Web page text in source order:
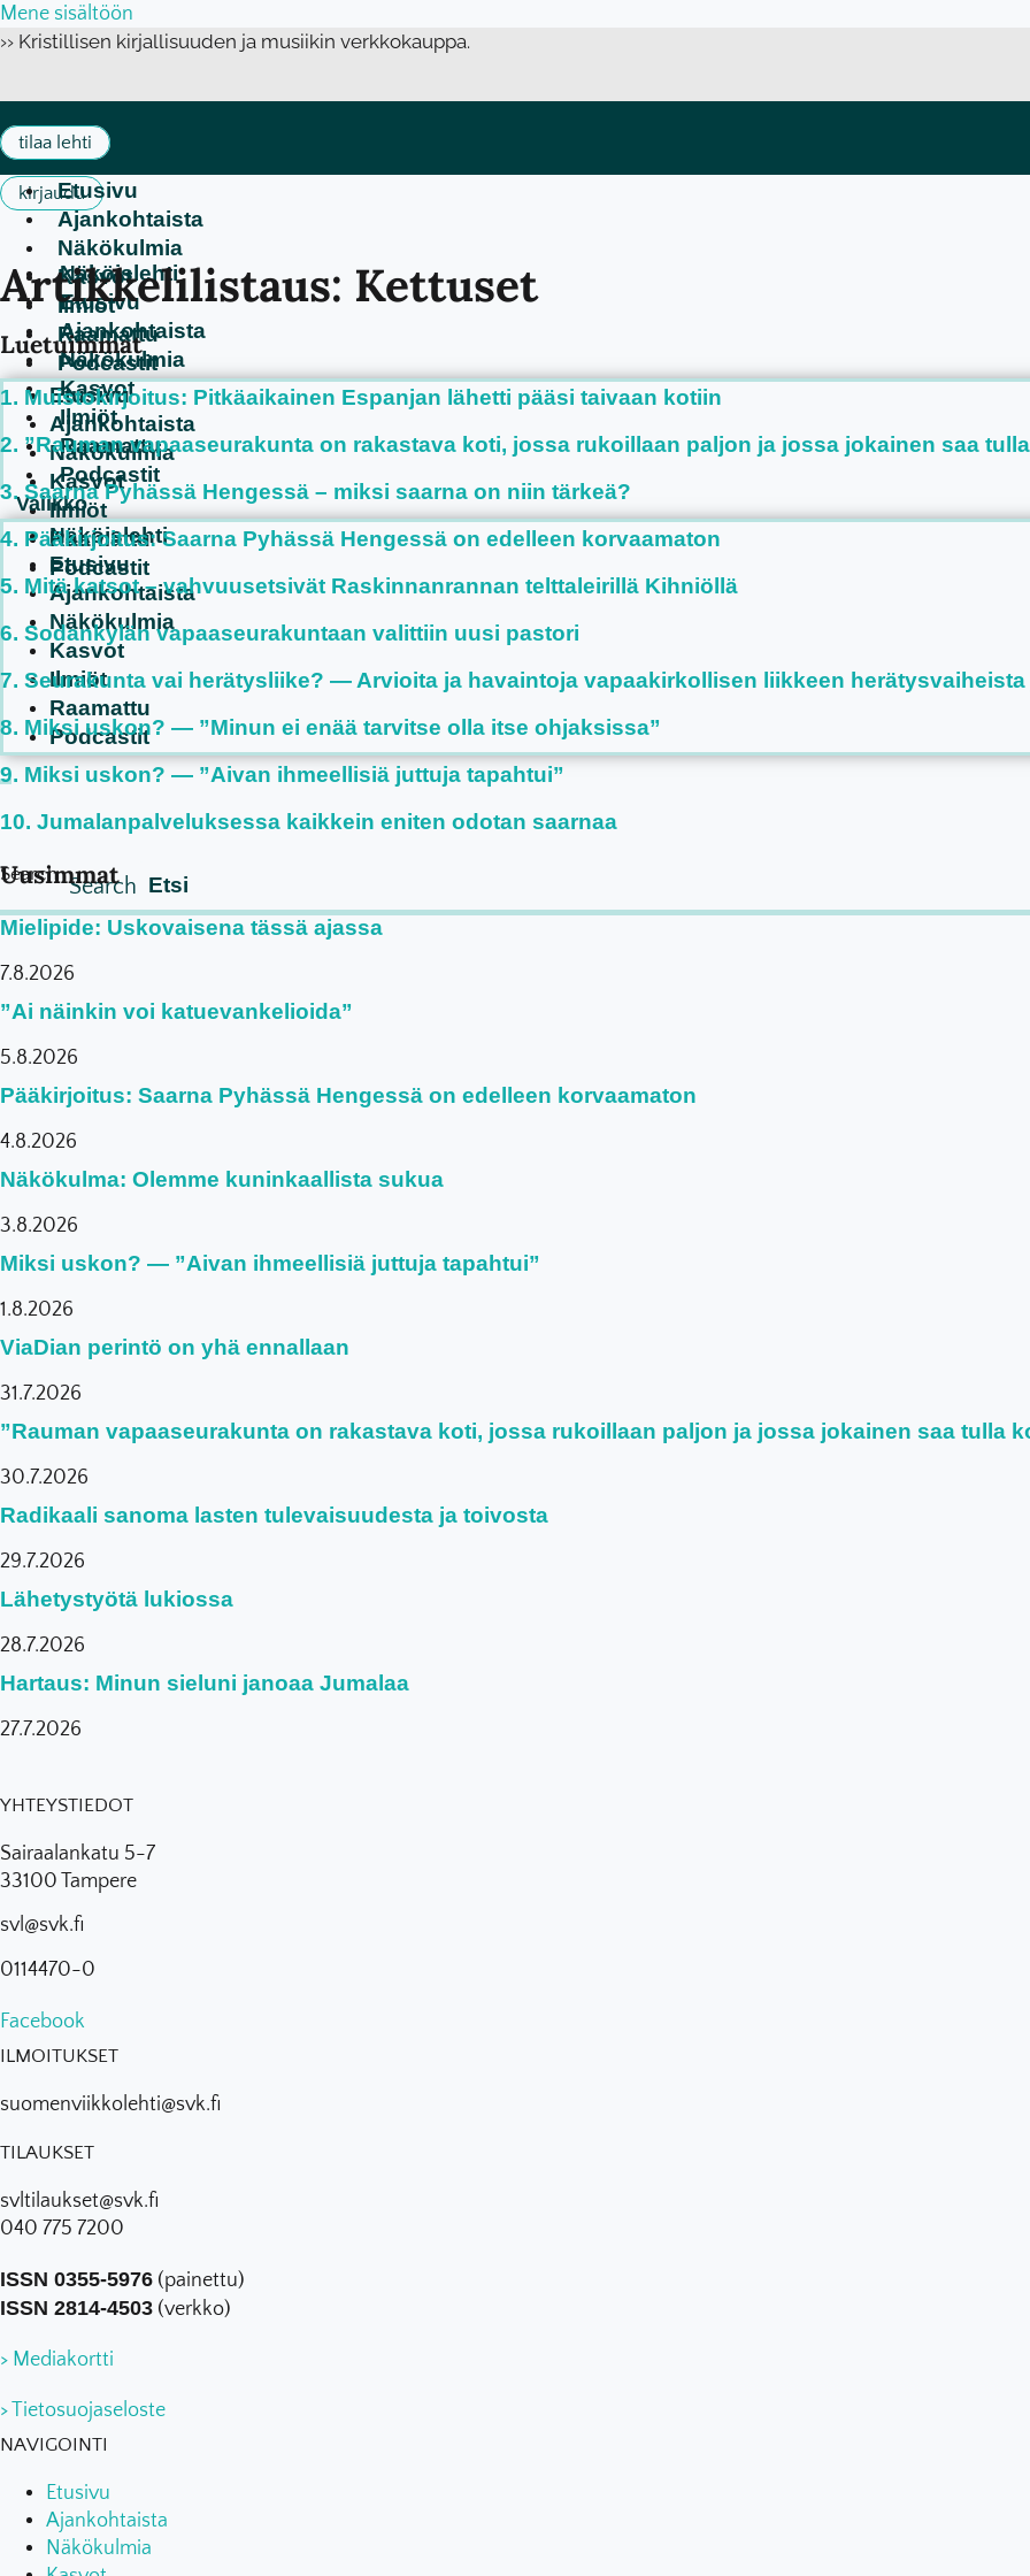
Mene sisältöön
›› Kristillisen kirjallisuuden ja musiikin verkkokauppa.
tilaa lehti
kirjauduEtusivu
Ajankohtaista
Näkökulmia
Kasvot
Ilmiöt
Raamattu
Podcastit
Etusivu
Ajankohtaista
Näkökulmia
Kasvot
Ilmiöt
Raamattu
Podcastit
Näköislehti
Etusivu
Ajankohtaista
Näkökulmia
Kasvot
Ilmiöt
Raamattu
Podcastit
Näköislehti
Etusivu
Ajankohtaista
Näkökulmia
Kasvot
Ilmiöt
Raamattu
Podcastit
Search Search
Artikkelilistaus: Kettuset
Luetuimmat
Muistokirjoitus: Pitkäaikainen Espanjan lähetti pääsi taivaan kotiin
”Rauman vapaaseurakunta on rakastava koti, jossa rukoillaan paljon ja jossa jokainen saa
Saarna Pyhässä Hengessä – miksi saarna on niin tärkeä?
Pääkirjoitus: Saarna Pyhässä Hengessä on edelleen korvaamaton
Mitä katsot – vahvuusetsivät Raskinnanrannan telttaleirillä Kihniöllä
Sodankylän vapaaseurakuntaan valittiin uusi pastori
Seurakunta vai herätysliike? — Arvioita ja havaintoja vapaakirkollisen liikkeen
Miksi uskon? — ”Minun ei enää tarvitse olla itse ohjaksissa”
Miksi uskon? — ”Aivan ihmeellisiä juttuja tapahtui”
Jumalanpalveluksessa kaikkein eniten odotan saarnaa
Uusimmat
Mielipide: Uskovaisena tässä ajassa
7.8.2026
”Ai näinkin voi katuevankelioida”
5.8.2026
Pääkirjoitus: Saarna Pyhässä Hengessä on edelleen korvaamaton
4.8.2026
Näkökulma: Olemme kuninkaallista sukua
3.8.2026
Miksi uskon? — ”Aivan ihmeellisiä juttuja tapahtui”
1.8.2026
ViaDian perintö on yhä ennallaan
31.7.2026
”Rauman vapaaseurakunta on rakastava koti, jossa rukoillaan paljon ja jossa jokainen saa tulla
30.7.2026
Radikaali sanoma lasten tulevaisuudesta ja toivosta
29.7.2026
Lähetystyötä lukiossa
28.7.2026
Hartaus: Minun sieluni janoaa Jumalaa
27.7.2026
YHTEYSTIEDOT
Sairaalankatu 5-7
33100 Tampere
svl@svk.fi
0114470-0
Facebook
ILMOITUKSET
suomenviikkolehti@svk.fi
TILAUKSET
svltilaukset@svk.fi
040 775 7200
ISSN 0355-5976 (painettu)
ISSN 2814-4503 (verkko)
> Mediakortti
> Tietosuojaseloste
NAVIGOINTI
Etusivu
Ajankohtaista
Näkökulmia